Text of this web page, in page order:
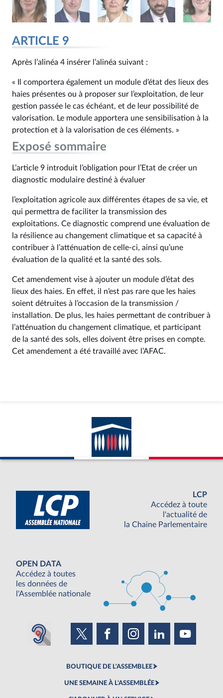
ARTICLE 9
Après l’alinéa 4 insérer l’alinéa suivant :
« Il comportera également un module d’état des lieux des
haies présentes ou à proposer sur l’exploitation, de leur
gestion passée le cas échéant, et de leur possibilité de
valorisation. Le module apportera une sensibilisation à la
protection et à la valorisation de ces éléments. »
Exposé sommaire
L’article 9 introduit l’obligation pour l’Etat de créer un
diagnostic modulaire destiné à évaluer
l’exploitation agricole aux différentes étapes de sa vie, et
qui permettra de faciliter la transmission des
exploitations. Ce diagnostic comprend une évaluation de
la résilience au changement climatique et sa capacité à
contribuer à l’atténuation de celle-ci, ainsi qu’une
évaluation de la qualité et la santé des sols.
Cet amendement vise à ajouter un module d’état des
lieux des haies. En effet, il n’est pas rare que les haies
soient détruites à l’occasion de la transmission /
installation. De plus, les haies permettant de contribuer à
l’atténuation du changement climatique, et participant
de la santé des sols, elles doivent être prises en compte.
Cet amendement a été travaillé avec l’AFAC.
LCP
Accédez à toute
l'actualité de
la Chaine Parlementaire
OPEN DATA
Accédez à toutes
les données de
l'Assemblée nationale
BOUTIQUE DE L'ASSEMBLEE
UNE SEMAINE À L'ASSEMBLÉE